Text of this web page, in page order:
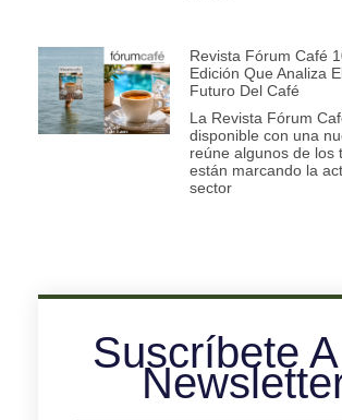
Revista Fórum Café
Edición Que Analiza
Futuro Del Café
La Revista Fórum
disponible con una
reúne algunos de los
están marcando la
sector
Suscríbete